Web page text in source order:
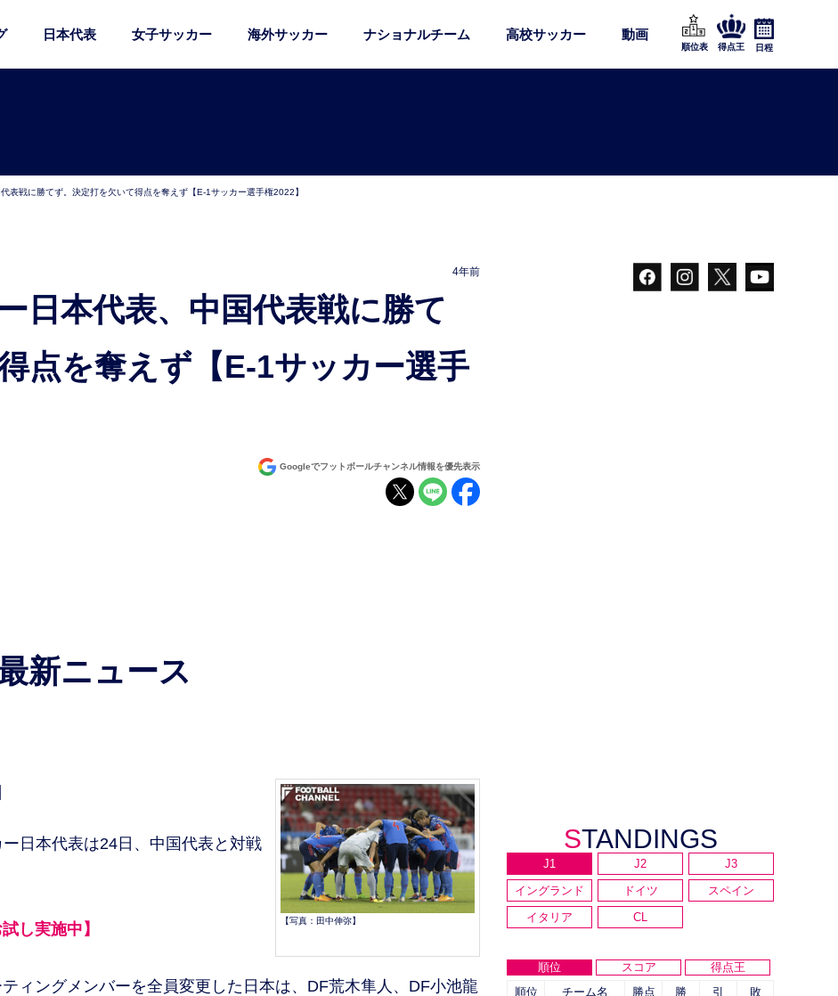
日本代表 女子サッカー 海外サッカー ナショナルチーム 高校サッカー 動画
順位表 得点王 日程
表戦に勝てず。決定打を欠いて得点を奪えず【E-1サッカー選手権2022】
4年前
点を奪えず【E-1サッカー選手
Googleでフットボールチャンネル情報を優先表示
新ニュース
【写真：田中伸弥】
日本代表は24日、中国代表と対戦
し実施中】
ィングメンバーを全員変更した日本は、DF荒木隼人、DF小池龍
STANDINGS
J1 J2
J3
イングランド
ドイツ
スペイン
イタリア
CL
順位 スコア
得点王
順位
チーム名 勝点 勝 引 敗